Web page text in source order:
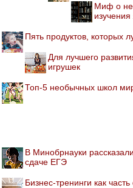
Миф о
изучения
Пять продуктов, которых
Для лучшего
игрушек
Топ-5 необычных школ
В Минобрнауки
сдаче ЕГЭ
Бизнес-тренинги как